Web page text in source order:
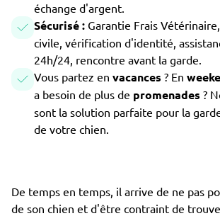
échange d'argent.
Sécurisé : Garantie Frais
civile, vérification d'identité,
24h/24, rencontre avant la garde.
Vous partez en vacances ? En
a besoin de plus de promenades ?
sont la solution parfaite pour la
de votre chien.
De temps en temps, il arrive de ne pas
de son chien et d'être contraint de